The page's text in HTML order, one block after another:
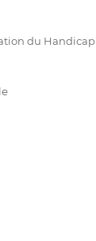
du Handicap